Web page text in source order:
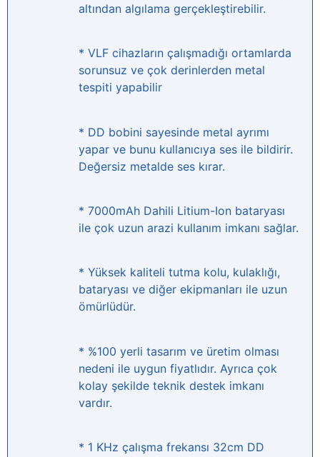
altından algılama gerçekleştirebilir.
* VLF cihazların çalışmadığı ortamlarda
sorunsuz ve çok derinlerden metal
tespiti yapabilir
* DD bobini sayesinde metal ayrımı
yapar ve bunu kullanıcıya ses ile bildirir.
Değersiz metalde ses kırar.
* 7000mAh Dahili Litium-Ion bataryası
ile çok uzun arazi kullanım imkanı sağlar.
* Yüksek kaliteli tutma kolu, kulaklığı,
bataryası ve diğer ekipmanları ile uzun
ömürlüdür.
* %100 yerli tasarım ve üretim olması
nedeni ile uygun fiyatlıdır. Ayrıca çok
kolay şekilde teknik destek imkanı
vardır.
* 1 KHz çalışma frekansı 32cm DD